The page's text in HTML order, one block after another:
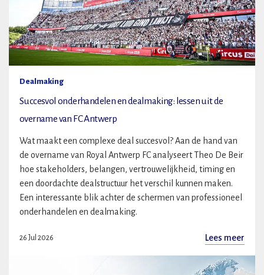
Dealmaking
Succesvol onderhandelen en dealmaking: lessen uit de
overname van FC Antwerp
Wat maakt een complexe deal succesvol? Aan de hand van
de overname van Royal Antwerp FC analyseert Theo De Beir
hoe stakeholders, belangen, vertrouwelijkheid, timing en
een doordachte dealstructuur het verschil kunnen maken.
Een interessante blik achter de schermen van professioneel
onderhandelen en dealmaking.
26 Jul 2026 Lees meer